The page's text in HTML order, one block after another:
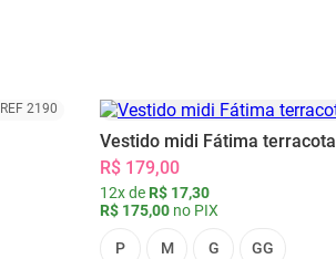
REF 2190
Vestido midi Fátima terracota
R$ 179,00
12x de R$ 17,30
R$ 175,00 no PIX
P M G GG